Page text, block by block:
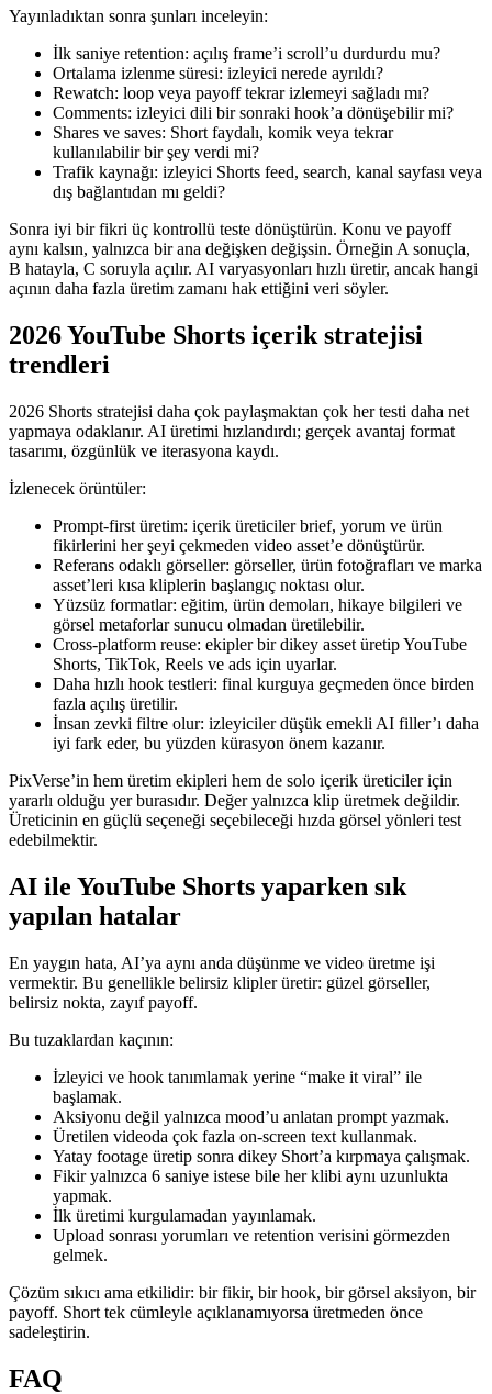
Yayınladıktan sonra şunları inceleyin:
İlk saniye retention: açılış frame’i scroll’u durdurdu mu?
Ortalama izlenme süresi: izleyici nerede ayrıldı?
Rewatch: loop veya payoff tekrar izlemeyi sağladı mı?
Comments: izleyici dili bir sonraki hook’a dönüşebilir mi?
Shares ve saves: Short faydalı, komik veya tekrar
kullanılabilir bir şey verdi mi?
Trafik kaynağı: izleyici Shorts feed, search, kanal sayfası veya
dış bağlantıdan mı geldi?
Sonra iyi bir fikri üç kontrollü teste dönüştürün. Konu ve payoff
aynı kalsın, yalnızca bir ana değişken değişsin. Örneğin A sonuçla,
B hatayla, C soruyla açılır. AI varyasyonları hızlı üretir, ancak hangi
açının daha fazla üretim zamanı hak ettiğini veri söyler.
2026 YouTube Shorts içerik stratejisi
trendleri
2026 Shorts stratejisi daha çok paylaşmaktan çok her testi daha net
yapmaya odaklanır. AI üretimi hızlandırdı; gerçek avantaj format
tasarımı, özgünlük ve iterasyona kaydı.
İzlenecek örüntüler:
Prompt-first üretim: içerik üreticiler brief, yorum ve ürün
fikirlerini her şeyi çekmeden video asset’e dönüştürür.
Referans odaklı görseller: görseller, ürün fotoğrafları ve marka
asset’leri kısa kliplerin başlangıç noktası olur.
Yüzsüz formatlar: eğitim, ürün demoları, hikaye bilgileri ve
görsel metaforlar sunucu olmadan üretilebilir.
Cross-platform reuse: ekipler bir dikey asset üretip YouTube
Shorts, TikTok, Reels ve ads için uyarlar.
Daha hızlı hook testleri: final kurguya geçmeden önce birden
fazla açılış üretilir.
İnsan zevki filtre olur: izleyiciler düşük emekli AI filler’ı daha
iyi fark eder, bu yüzden kürasyon önem kazanır.
PixVerse’in hem üretim ekipleri hem de solo içerik üreticiler için
yararlı olduğu yer burasıdır. Değer yalnızca klip üretmek değildir.
Üreticinin en güçlü seçeneği seçebileceği hızda görsel yönleri test
edebilmektir.
AI ile YouTube Shorts yaparken sık
yapılan hatalar
En yaygın hata, AI’ya aynı anda düşünme ve video üretme işi
vermektir. Bu genellikle belirsiz klipler üretir: güzel görseller,
belirsiz nokta, zayıf payoff.
Bu tuzaklardan kaçının:
İzleyici ve hook tanımlamak yerine “make it viral” ile
başlamak.
Aksiyonu değil yalnızca mood’u anlatan prompt yazmak.
Üretilen videoda çok fazla on-screen text kullanmak.
Yatay footage üretip sonra dikey Short’a kırpmaya çalışmak.
Fikir yalnızca 6 saniye istese bile her klibi aynı uzunlukta
yapmak.
İlk üretimi kurgulamadan yayınlamak.
Upload sonrası yorumları ve retention verisini görmezden
gelmek.
Çözüm sıkıcı ama etkilidir: bir fikir, bir hook, bir görsel aksiyon, bir
payoff. Short tek cümleyle açıklanamıyorsa üretmeden önce
sadeleştirin.
FAQ